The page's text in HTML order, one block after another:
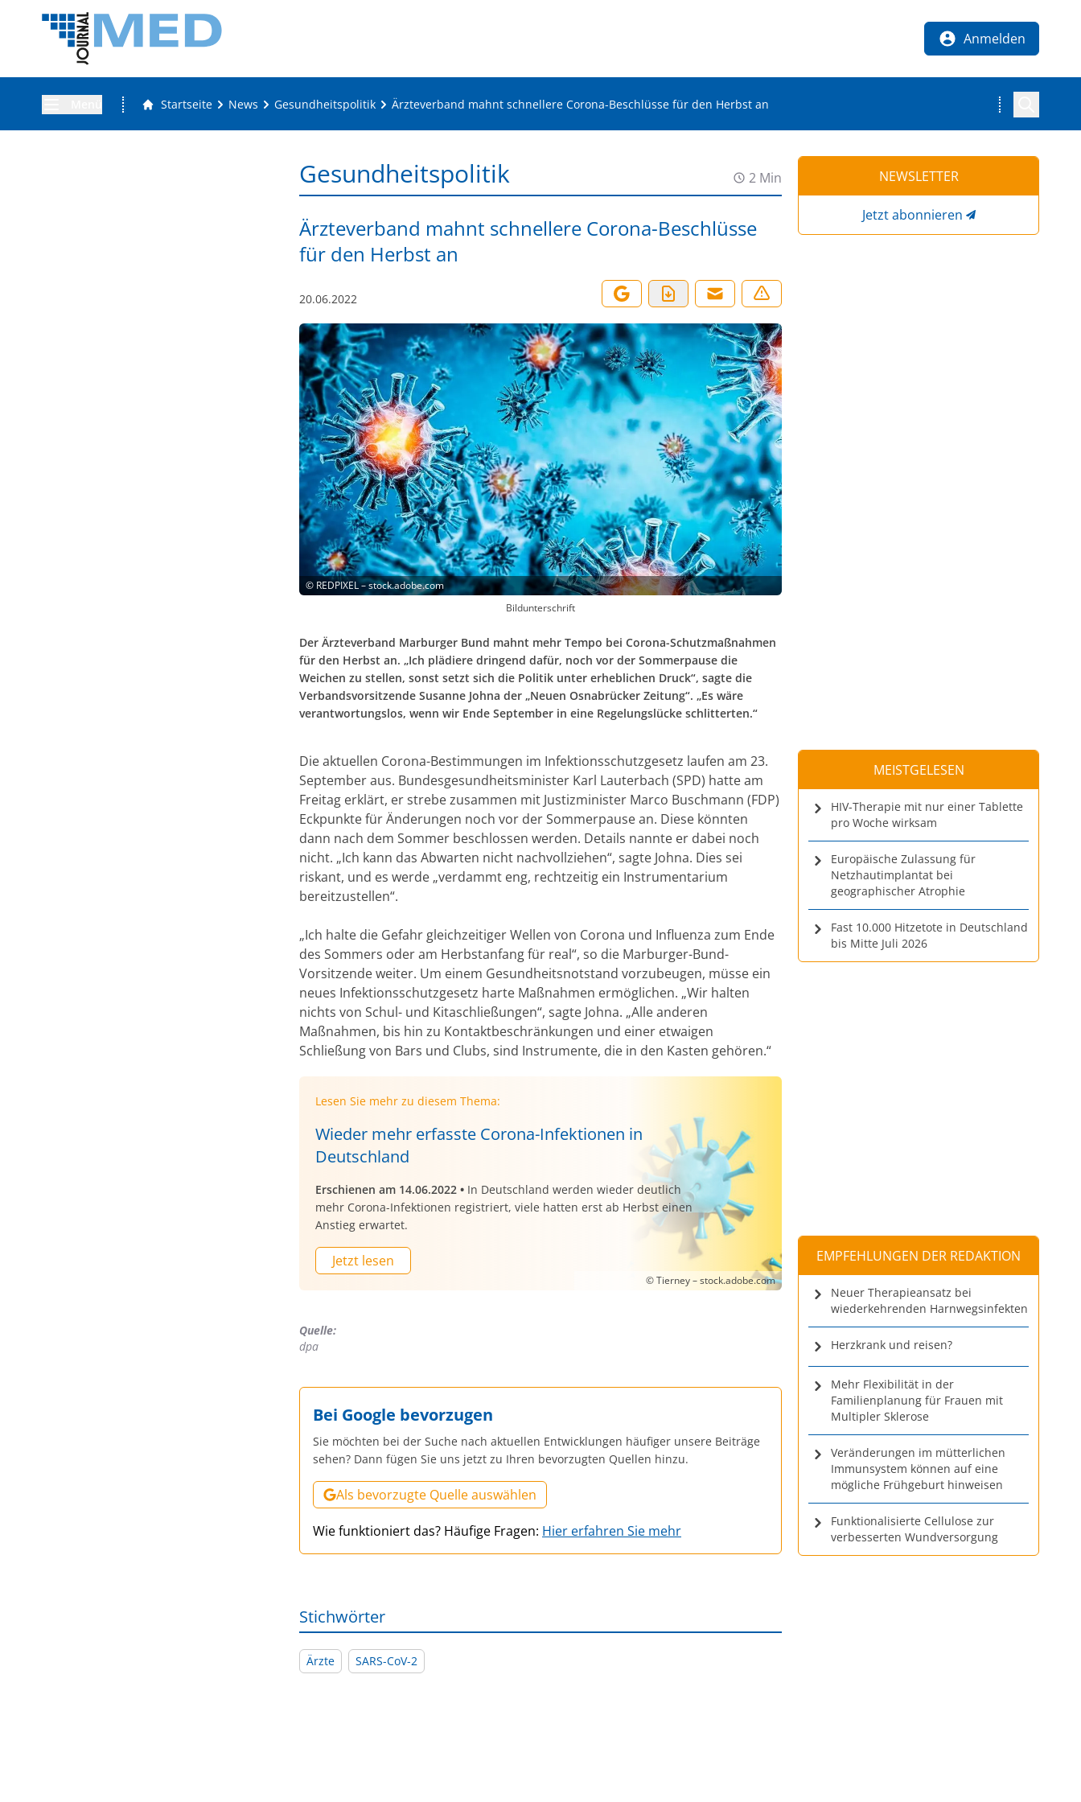
Anmelden
Startseite News Gesundheitspolitik Ärzteverband mahnt schnellere Corona-Beschlüsse für den Herbst an
Gesundheitspolitik 2 Min
Ärzteverband mahnt schnellere Corona-Beschlüsse
für den Herbst an
20.06.2022
© REDPIXEL – stock.adobe.com
Bildunterschrift
Der Ärzteverband Marburger Bund mahnt mehr Tempo bei Corona-Schutzmaßnahmen
für den Herbst an. „Ich plädiere dringend dafür, noch vor der Sommerpause die
Weichen zu stellen, sonst setzt sich die Politik unter erheblichen Druck“, sagte die
Verbandsvorsitzende Susanne Johna der „Neuen Osnabrücker Zeitung“. „Es wäre
verantwortungslos, wenn wir Ende September in eine Regelungslücke schlitterten.“
Die aktuellen Corona-Bestimmungen im Infektionsschutzgesetz laufen am 23.
September aus. Bundesgesundheitsminister Karl Lauterbach (SPD) hatte am
Freitag erklärt, er strebe zusammen mit Justizminister Marco Buschmann (FDP)
Eckpunkte für Änderungen noch vor der Sommerpause an. Diese könnten
dann nach dem Sommer beschlossen werden. Details nannte er dabei noch
nicht. „Ich kann das Abwarten nicht nachvollziehen“, sagte Johna. Dies sei
riskant, und es werde „verdammt eng, rechtzeitig ein Instrumentarium
bereitzustellen“.
„Ich halte die Gefahr gleichzeitiger Wellen von Corona und Influenza zum Ende
des Sommers oder am Herbstanfang für real“, so die Marburger-Bund-
Vorsitzende weiter. Um einem Gesundheitsnotstand vorzubeugen, müsse ein
neues Infektionsschutzgesetz harte Maßnahmen ermöglichen. „Wir halten
nichts von Schul- und Kitaschließungen“, sagte Johna. „Alle anderen
Maßnahmen, bis hin zu Kontaktbeschränkungen und einer etwaigen
Schließung von Bars und Clubs, sind Instrumente, die in den Kasten gehören.“
Lesen Sie mehr zu diesem Thema:
Wieder mehr erfasste Corona-Infektionen in
Deutschland
Erschienen am 14.06.2022 • In Deutschland werden wieder deutlich
mehr Corona-Infektionen registriert, viele hatten erst ab Herbst einen
Anstieg erwartet.
Jetzt lesen
© Tierney – stock.adobe.com
Quelle:
dpa
Bei Google bevorzugen
Sie möchten bei der Suche nach aktuellen Entwicklungen häufiger unsere Beiträge
sehen? Dann fügen Sie uns jetzt zu Ihren bevorzugten Quellen hinzu.
Als bevorzugte Quelle auswählen
Wie funktioniert das? Häufige Fragen: Hier erfahren Sie mehr
Stichwörter
Ärzte SARS-CoV-2
NEWSLETTER
Jetzt abonnieren
MEISTGELESEN
HIV-Therapie mit nur einer Tablette
pro Woche wirksam
Europäische Zulassung für
Netzhautimplantat bei
geographischer Atrophie
Fast 10.000 Hitzetote in Deutschland
bis Mitte Juli 2026
EMPFEHLUNGEN DER REDAKTION
Neuer Therapieansatz bei
wiederkehrenden Harnwegsinfekten
Herzkrank und reisen?
Mehr Flexibilität in der
Familienplanung für Frauen mit
Multipler Sklerose
Veränderungen im mütterlichen
Immunsystem können auf eine
mögliche Frühgeburt hinweisen
Funktionalisierte Cellulose zur
verbesserten Wundversorgung